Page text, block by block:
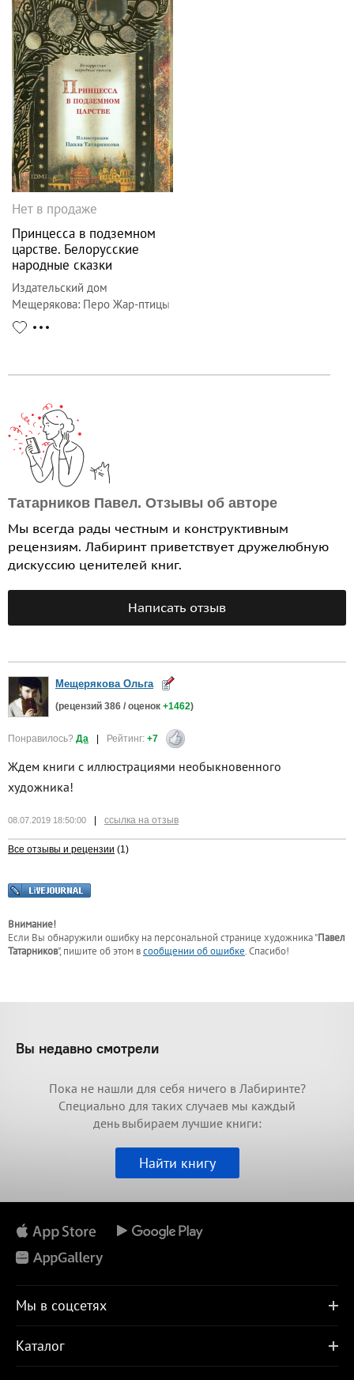
Нет в продаже
Принцесса в подземном
царстве. Белорусские
народные сказки
Издательский дом
Мещерякова: Перо Жар-птицы
Татарников Павел. Отзывы об авторе
Мы всегда рады честным и конструктивным
рецензиям. Лабиринт приветствует дружелюбную
дискуссию ценителей книг.
Написать отзыв
Мещерякова Ольга
(рецензий 386 / оценок +1462)
Понравилось? Да | Рейтинг: +7
Ждем книги с иллюстрациями необыкновенного
художника!
08.07.2019 18:50:00 ссылка на отзыв
Все отзывы и рецензии (1)
Внимание!
Если Вы обнаружили ошибку на персональной странице художника "Павел
Татарников", пишите об этом всообщении об ошибке. Спасибо!
Вы недавно смотрели
Пока не нашли для себя ничего в Лабиринте?
Специально для таких случаев мы каждый
день выбираем лучшие книги:
Найти книгу
Мы в соцсетях
Каталог